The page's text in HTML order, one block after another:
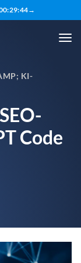
:29:43→
KI-
Code